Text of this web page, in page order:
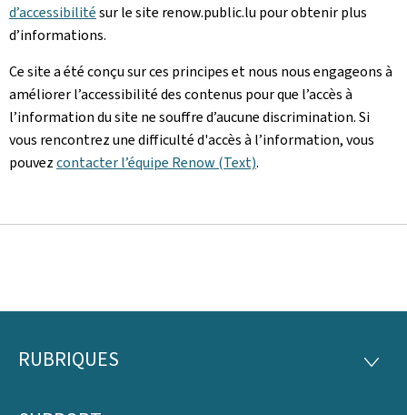
d’accessibilitésur le site renow.public.lu pour obtenir plus
d’informations.
Ce site a été conçu sur ces principes et nous nous engageons à
améliorer l’accessibilité des contenus pour que l’accès à
l’information du site ne souffre d’aucune discrimination. Si
vous rencontrez une difficulté d'accès à l’information, vous
pouvezcontacter l’équipe Renow (Text).
Pied
RUBRIQUES